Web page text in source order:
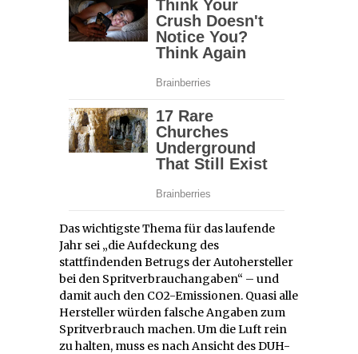
Das wichtigste Thema für das laufende
Jahr sei „die Aufdeckung des
stattfindenden Betrugs der Autohersteller
bei den Spritverbrauchangaben“ – und
damit auch den CO2-Emissionen. Quasi alle
Hersteller würden falsche Angaben zum
Spritverbrauch machen. Um die Luft rein
zu halten, muss es nach Ansicht des DUH-